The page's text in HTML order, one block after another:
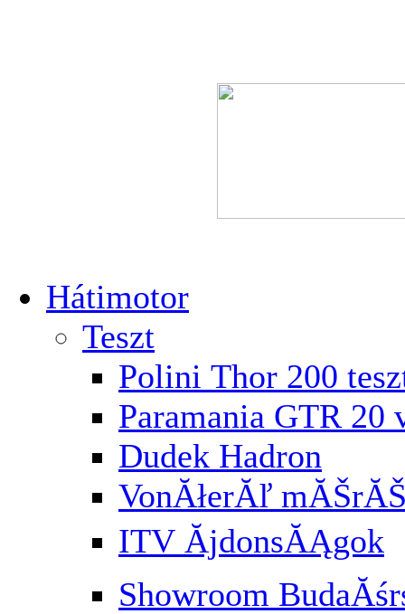
Hátimotor
Teszt
Polini Thor 200
Paramania GTR 20
Dudek Hadron
VonĂłerĂľ
ITV ĂjdonsĂĄgok
Showroom